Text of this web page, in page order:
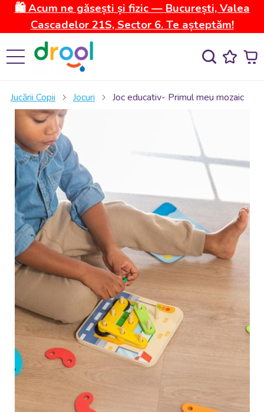
🛍️ Acum ne găsești și fizic — București, Valea
Cascadelor 21S, Sector 6. Te așteptăm!
Jucării Copii Jocuri Joc educativ- Primul meu mozaic